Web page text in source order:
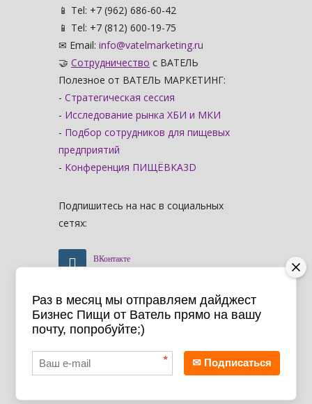
📱 Tel: +7 (962) 686-60-42
📱 Tel: +7 (812) 600-19-75
✉ Email: info@vatelmarketing.ru
🤝 Сотрудничество с ВАТЕЛЬ
Полезное от ВАТЕЛЬ МАРКЕТИНГ:
- Стратегическая сессия
- Исследование рынка ХБИ и МКИ
- Подбор сотрудников для пищевых
предприятий
- Конференция ПИЩЁВКА3D
Подпишитесь на нас в социальных
сетях:
ВКонтакте
Telegram
Раз в месяц мы отправляем дайджест
Бизнес Пищи от Ватель прямо на вашу
почту, попробуйте;)
* ✉ Подписаться